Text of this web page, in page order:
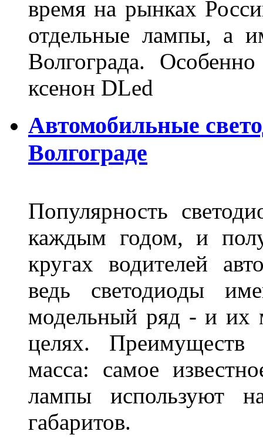
время на рынках
отдельные лампы, а
Волгограда.
ксенон DLed
Автомобильные
Волгограде
Популярность
каждым годом, и
кругах водителей
ведь светодиоды
модельный ряд - и их
целях.
масса: самое
лампы используют
габаритов.